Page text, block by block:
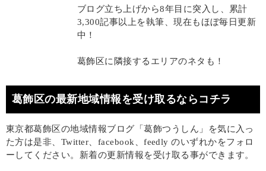
ブログ立ち上げから8年目に突入し、累計
3,300記事以上を執筆、現在もほぼ毎日更新
中！
葛飾区に隣接するエリアのネタも！
葛飾区の最新地域情報を受け取るならコチラ
東京都葛飾区の地域情報ブログ「葛飾つうしん」を気に入っ
た方は是非、Twitter、facebook、feedly のいずれかをフォロ
ーしてください。新着の更新情報を受け取る事ができます。